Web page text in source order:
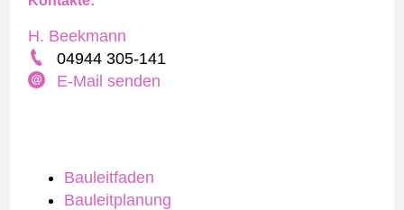
Bauleitfaden
Bauleitplanung
H. Beekmann
04944 305-141
E-Mail senden